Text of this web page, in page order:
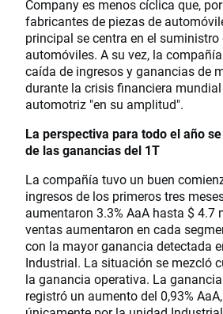
Company es menos cíclica que,
fabricantes de piezas de
principal se centra en el
automóviles. A su vez, la
caída de ingresos y ganancias de
durante la crisis financiera
automotriz "en su amplitud".
La perspectiva para todo el año
de las ganancias del 1T
La compañía tuvo un buen
ingresos de los primeros tres
aumentaron 3.3% AaA hasta $ 4.7
ventas aumentaron en cada
con la mayor ganancia detectada
Industrial. La situación se mezcló
la ganancia operativa. La
registró un aumento del 0,93%